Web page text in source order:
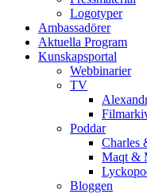
Logotyper
Ambassadörer
Aktuella Program
Kunskapsportal
Webbinarier
TV
Poddar
Charles
Maqt &
Bloggen